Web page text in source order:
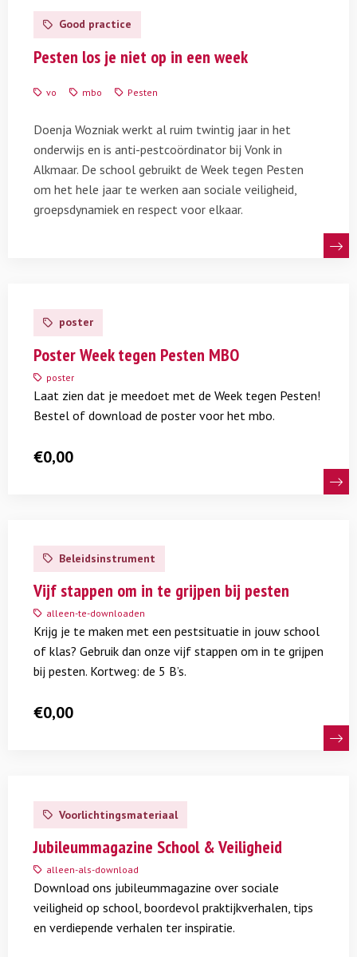
meer
Week
Pesten
Alkmaar
Good practice
Pesten los je niet op in een week
vo mbo Pesten
Doenja Wozniak werkt al ruim twintig jaar in het
onderwijs en is anti-pestcoördinator bij Vonk in
Alkmaar. De school gebruikt de Week tegen Pesten
om het hele jaar te werken aan sociale veiligheid,
groepsdynamiek en respect voor elkaar.
meer
Poster
tegen
poster
Poster Week tegen Pesten MBO
poster
Laat zien dat je meedoet met de Week tegen Pesten!
Bestel of download de poster voor het mbo.
€0,00
meer
stappen
pesten
Beleidsinstrument
Vijf stappen om in te grijpen bij pesten
alleen-te-downloaden
Krijg je te maken met een pestsituatie in jouw school
of klas? Gebruik dan onze vijf stappen om in te grijpen
bij pesten. Kortweg: de 5 B’s.
€0,00
meer
Jubileummagazine
School
Veiligheid
Voorlichtingsmateriaal
Jubileummagazine School & Veiligheid
alleen-als-download
Download ons jubileummagazine over sociale
veiligheid op school, boordevol praktijkverhalen, tips
en verdiepende verhalen ter inspiratie.